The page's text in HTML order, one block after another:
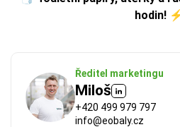
hodin!
Ředitel marketingu
Miloš
+420 499 979 797
info@eobaly.cz